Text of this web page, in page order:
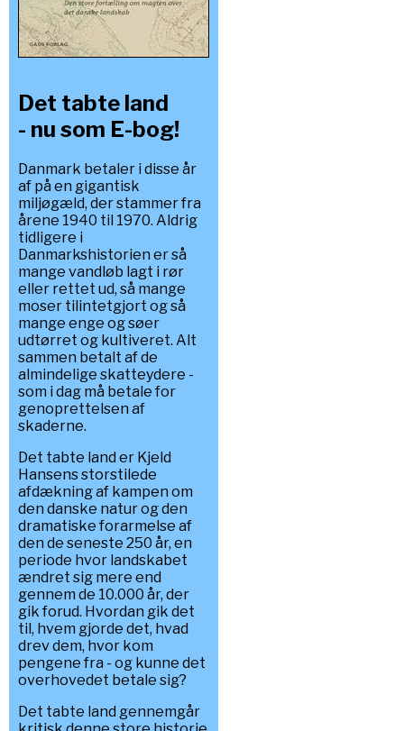
Det tabte land
- nu som E-bog!
Danmark betaler i disse år
af på en gigantisk
miljøgæld, der stammer fra
årene 1940 til 1970. Aldrig
tidligere i
Danmarkshistorien er så
mange vandløb lagt i rør
eller rettet ud, så mange
moser tilintetgjort og så
mange enge og søer
udtørret og kultiveret. Alt
sammen betalt af de
almindelige skatteydere -
som i dag må betale for
genoprettelsen af
skaderne.
Det tabte land er Kjeld
Hansens storstilede
afdækning af kampen om
den danske natur og den
dramatiske forarmelse af
den de seneste 250 år, en
periode hvor landskabet
ændret sig mere end
gennem de 10.000 år, der
gik forud. Hvordan gik det
til, hvem gjorde det, hvad
drev dem, hvor kom
pengene fra - og kunne det
overhovedet betale sig?
Det tabte land gennemgår